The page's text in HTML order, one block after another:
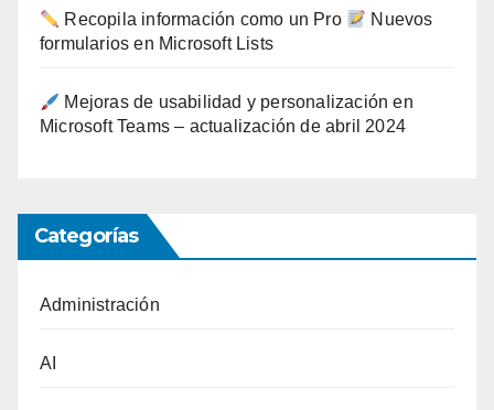
Recopila información como un Pro
Nuevos
formularios en Microsoft Lists
Mejoras de usabilidad y personalización en
Microsoft Teams – actualización de abril 2024
Categorías
Administración
AI